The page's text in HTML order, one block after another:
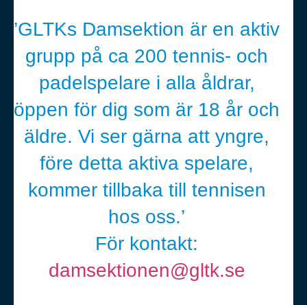
’GLTKs Damsektion är en aktiv
grupp på ca 200 tennis- och
padelspelare i alla åldrar,
öppen för dig som är 18 år och
äldre. Vi ser gärna att yngre,
före detta aktiva spelare,
kommer tillbaka till tennisen
hos oss.’
För kontakt:
damsektionen@gltk.se